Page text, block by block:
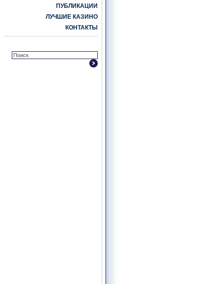
ПУБЛИКАЦИИ
ЛУЧШИЕ КАЗИНО
КОНТАКТЫ